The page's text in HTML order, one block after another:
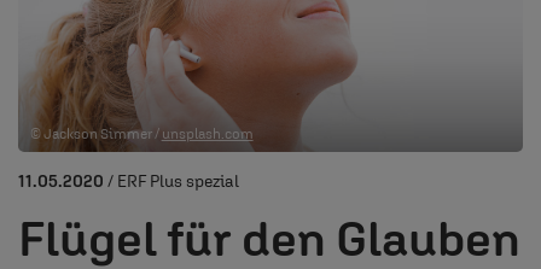
AUDIOTHEK
PROGRAMM
MITMACHEN
© Jackson Simmer / unsplash.com
11.05.2020 / ERF Plus spezial
Flügel für den Glauben